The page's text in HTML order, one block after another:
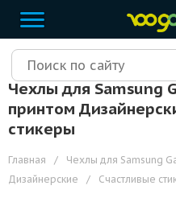
Чехлы для Samsung
принтом
стикеры
Главная / Чехлы для Samsung
Дизайнерские
/ Счастливые